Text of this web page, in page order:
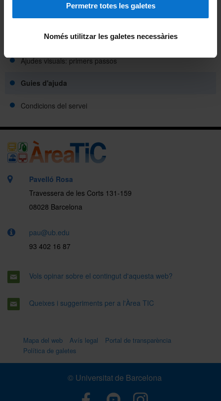
Permetre totes les galetes
Només utilitzar les galetes necessàries
Etiqueta PAU
Ajudes visuals: primers passos
Guies d'ajuda
Condicions del servei
Pavelló Rosa
Travessera de les Corts 131-159
08028 Barcelona
pau@ub.edu
93 402 16 87
Vols opinar sobre el contingut d'aquesta web?
Queixes i suggeriments per a l'Àrea TIC
Mapa del web Avís legal
Portal de transparència
Política de galetes
© Universitat de Barcelona